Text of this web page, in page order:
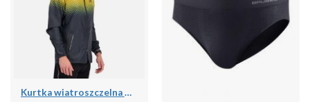
Kurtka wiatroszczelna męska do biegania i na szlak PERFORMANCE WINDBREAKER